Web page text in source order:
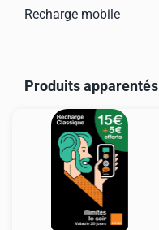
Web
19,99
Recharge mobile
Produits apparentés